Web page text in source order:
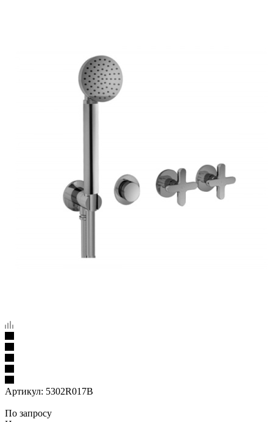
Артикул: 5302R017B
По запросу